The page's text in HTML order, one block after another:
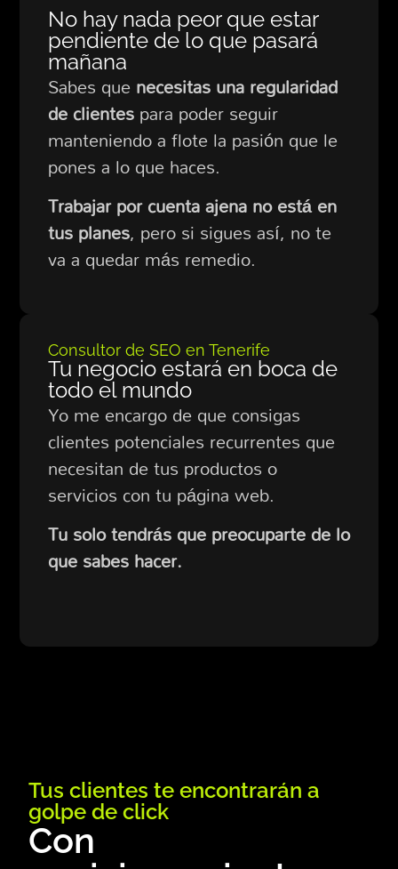
No hay nada peor que estar
pendiente de lo que pasará
mañana
Sabes que necesitas una regularidad
de clientespara poder seguir
manteniendo a flote la pasión que le
pones a lo que haces.
Trabajar por cuenta ajena no está en
tus planes, pero si sigues así, no te
va a quedar más remedio.
Consultor de SEO en Tenerife
Tu negocio estará en boca de
todo el mundo
Yo me encargo de que consigas
clientes potenciales recurrentes que
necesitan de tus productos o
servicios con tu página web.
Tu solo tendrás que preocuparte de lo
que sabes hacer.
Tus clientes te encontrarán a
golpe de click
Con